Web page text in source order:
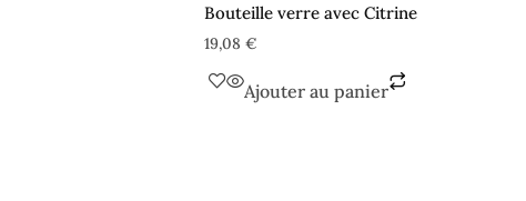
Bouteille verre avec Citrine
19,08 €
Ajouter au panier